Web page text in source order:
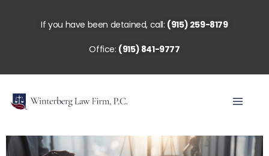
If you have been detained, call: (915) 259-8179
Office: (915) 841-9777